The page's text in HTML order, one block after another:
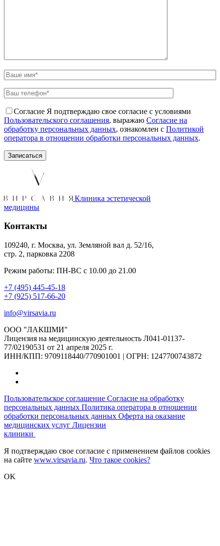
Согласие Я подтверждаю свое согласие с условиями
Пользовательского соглашения, выражаю Согласие на
обработку персональных данных, ознакомлен с Политикой
оператора в отношении обработки персональных данных.
Клиника эстетической
медицины
Контакты
109240, г. Москва, ул. Земляной вал д. 52/16,
стр. 2, парковка 2208
Режим работы: ПН-ВС с 10.00 до 21.00
+7 (495) 445-45-18
+7 (925) 517-66-20
info@virsavia.ru
ООО "ЛАКШМИ"
Лицензия на медицинскую деятельность Л041-01137-
77/02190531 от 21 апреля 2025 г.
ИНН/КПП: 9709118440/770901001 | ОГРН: 1247700743872
Пользовательское соглашение Согласие на обработку
персональных данных Политика оператора в отношении
обработки персональных данных Оферта на оказание
медицинских услуг Лицензии
клиники
Я подтверждаю свое согласие с применением файлов cookies
на сайте www.virsavia.ru. Что такое cookies?
OK